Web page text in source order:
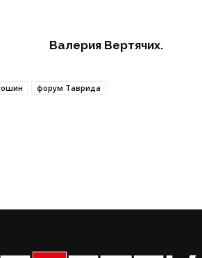
Валерия Вертячих.
форум Таврида